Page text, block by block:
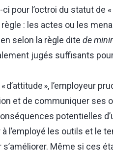
pour l’octroi du statut de
: les actes ou les
selon la règle dite de
jugés suffisants
d’attitude », l’employeur
et de communiquer ses
potentielles
l’employé les outils et le
Même si ces